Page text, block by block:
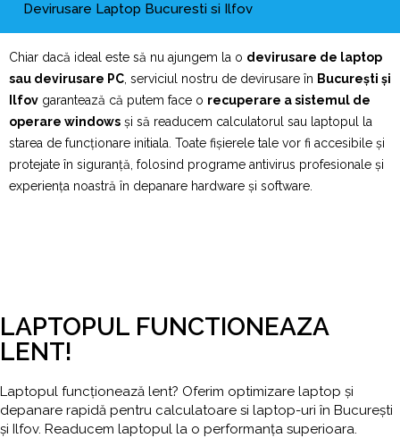
Devirusare Laptop Bucuresti si Ilfov
Chiar dacă ideal este să nu ajungem la o devirusare de laptop
sau devirusare PC , serviciul nostru de devirusare în București și
Ilfov garantează că putem face o recuperare a sistemul de
operare windows și să readucem calculatorul sau laptopul la
starea de funcționare initiala. Toate fișierele tale vor fi accesibile și
protejate în siguranță, folosind programe antivirus profesionale și
experiența noastră în depanare hardware și software.
LAPTOPUL FUNCTIONEAZA
LENT!
Laptopul funcționează lent? Oferim optimizare laptop și
depanare rapidă pentru calculatoare si laptop-uri în București
și Ilfov. Readucem laptopul la o performanța superioara.